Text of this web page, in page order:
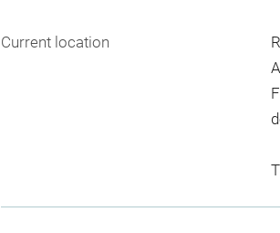
Current location